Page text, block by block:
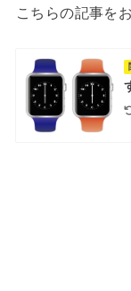
こちらの記事を